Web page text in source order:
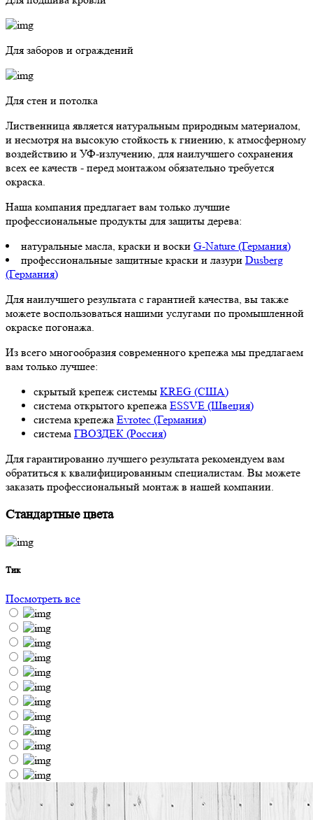
Для заборов и ограждений
Для стен и потолка
Лиственница является натуральным природным материалом,
и несмотря на высокую стойкость к гниению, к атмосферному
воздействию и УФ-излучению, для наилучшего сохранения
всех ее качеств - перед монтажом обязательно требуется
окраска.
Наша компания предлагает вам только лучшие
профессиональные продукты для защиты дерева:
натуральные масла, краски и воски G-Nature (Германия)
профессиональные защитные краски и лазури Dusberg
(Германия)
Для наилучшего результата с гарантией качества, вы также
можете воспользоваться нашими услугами по промышленной
окраске погонажа.
Из всего многообразия современного крепежа мы предлагаем
вам только лучшее:
скрытый крепеж системы KREG (США)
система открытого крепежа ESSVE (Швеция)
система крепежа Evrotec (Германия)
система ГВОЗДЕК (Россия)
Для гарантированно лучшего результата рекомендуем вам
обратиться к квалифицированным специалистам. Вы можете
заказать профессиональный монтаж в нашей компании.
Стандартные цвета
Тик
Посмотреть все